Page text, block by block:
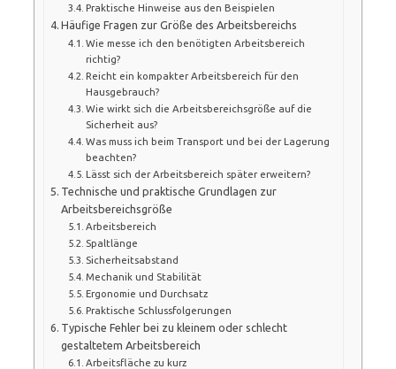
Praktische Hinweise aus den Beispielen
Häufige Fragen zur Größe des Arbeitsbereichs
Wie messe ich den benötigten Arbeitsbereich
richtig?
Reicht ein kompakter Arbeitsbereich für den
Hausgebrauch?
Wie wirkt sich die Arbeitsbereichsgröße auf die
Sicherheit aus?
Was muss ich beim Transport und bei der Lagerung
beachten?
Lässt sich der Arbeitsbereich später erweitern?
Technische und praktische Grundlagen zur
Arbeitsbereichsgröße
Arbeitsbereich
Spaltlänge
Sicherheitsabstand
Mechanik und Stabilität
Ergonomie und Durchsatz
Praktische Schlussfolgerungen
Typische Fehler bei zu kleinem oder schlecht
gestaltetem Arbeitsbereich
Arbeitsfläche zu kurz